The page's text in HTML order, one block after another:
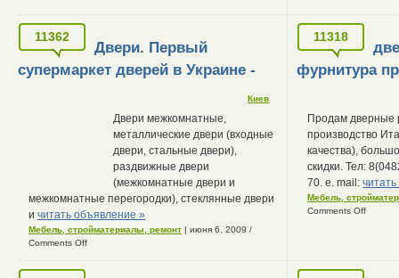
11362
Двери. Первый
супермаркет дверей в Украине -
Киев
Двери межкомнатные,
металлические двери (входные
двери, стальные двери),
раздвижные двери
(межкомнатные двери и
межкомнатные перегородки), стеклянные двери
и читать объявление »
Мебель, стройматериалы, ремонт | июня 6, 2009 /
Comments Off
11318
фурнитура
Продам дверные
производство
качества),
скидки. Тел:
70. e. mail:
Мебель,
Comments Off